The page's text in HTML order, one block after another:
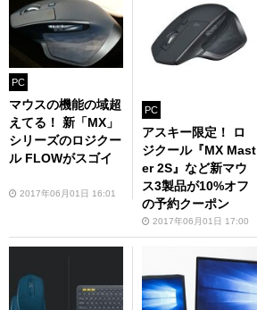
PC
マウスの機能の域超
えてる！ 新「MX」
シリーズのロジクー
ル FLOWがスゴイ
2017年06月01日 16:01
PC
アスキー限定！ ロ
ジクール『MX Mast
er 2S』など新マウ
ス3製品が10%オフ
の予約クーポン
2017年06月01日 17:00